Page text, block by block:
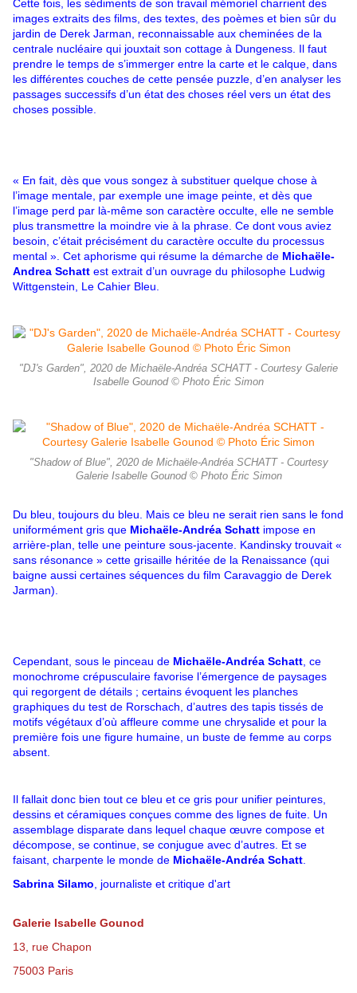
Cette fois, les sédiments de son travail mémoriel charrient des
images extraits des films, des textes, des poèmes et bien sûr du
jardin de Derek Jarman, reconnaissable aux cheminées de la
centrale nucléaire qui jouxtait son cottage à Dungeness. Il faut
prendre le temps de s’immerger entre la carte et le calque, dans
les différentes couches de cette pensée puzzle, d’en analyser les
passages successifs d’un état des choses réel vers un état des
choses possible.
« En fait, dès que vous songez à substituer quelque chose à
l’image mentale, par exemple une image peinte, et dès que
l’image perd par là-même son caractère occulte, elle ne semble
plus transmettre la moindre vie à la phrase. Ce dont vous aviez
besoin, c’était précisément du caractère occulte du processus
mental ». Cet aphorisme qui résume la démarche de Michaële-
Andrea Schatt est extrait d’un ouvrage du philosophe Ludwig
Wittgenstein, Le Cahier Bleu.
"DJ's Garden", 2020 de Michaële-Andréa SCHATT - Courtesy Galerie
Isabelle Gounod © Photo Éric Simon
"Shadow of Blue", 2020 de Michaële-Andréa SCHATT - Courtesy
Galerie Isabelle Gounod © Photo Éric Simon
Du bleu, toujours du bleu. Mais ce bleu ne serait rien sans le fond
uniformément gris que Michaële-Andréa Schatt impose en
arrière-plan, telle une peinture sous-jacente. Kandinsky trouvait «
sans résonance » cette grisaille héritée de la Renaissance (qui
baigne aussi certaines séquences du film Caravaggio de Derek
Jarman).
Cependant, sous le pinceau de Michaële-Andréa Schatt , ce
monochrome crépusculaire favorise l’émergence de paysages
qui regorgent de détails ; certains évoquent les planches
graphiques du test de Rorschach, d’autres des tapis tissés de
motifs végétaux d’où affleure comme une chrysalide et pour la
première fois une figure humaine, un buste de femme au corps
absent.
Il fallait donc bien tout ce bleu et ce gris pour unifier peintures,
dessins et céramiques conçues comme des lignes de fuite. Un
assemblage disparate dans lequel chaque œuvre compose et
décompose, se continue, se conjugue avec d’autres. Et se
faisant, charpente le monde de Michaële-Andréa Schatt
Sabrina Silamo , journaliste et critique d'art
Galerie Isabelle Gounod
13, rue Chapon
75003 Paris